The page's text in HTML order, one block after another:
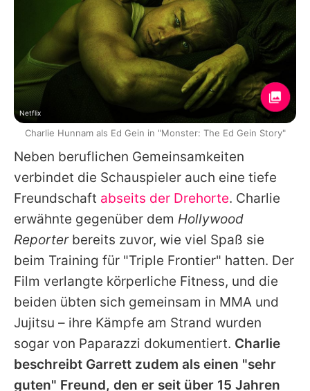
Neben beruflichen Gemeinsamkeiten
verbindet die Schauspieler auch eine tiefe
Freundschaft abseits der Drehorte. Charlie
erwähnte gegenüber dem Hollywood
Reporterbereits zuvor, wie viel Spaß sie
beim Training für "Triple Frontier" hatten. Der
Film verlangte körperliche Fitness, und die
beiden übten sich gemeinsam in MMA und
Jujitsu – ihre Kämpfe am Strand wurden
sogar von Paparazzi dokumentiert. Charlie
beschreibt Garrett zudem als einen "sehr
guten" Freund, den er seit über 15 Jahren
Netflix
Charlie Hunnam als Ed Gein in "Monster: The Ed Gein Story"